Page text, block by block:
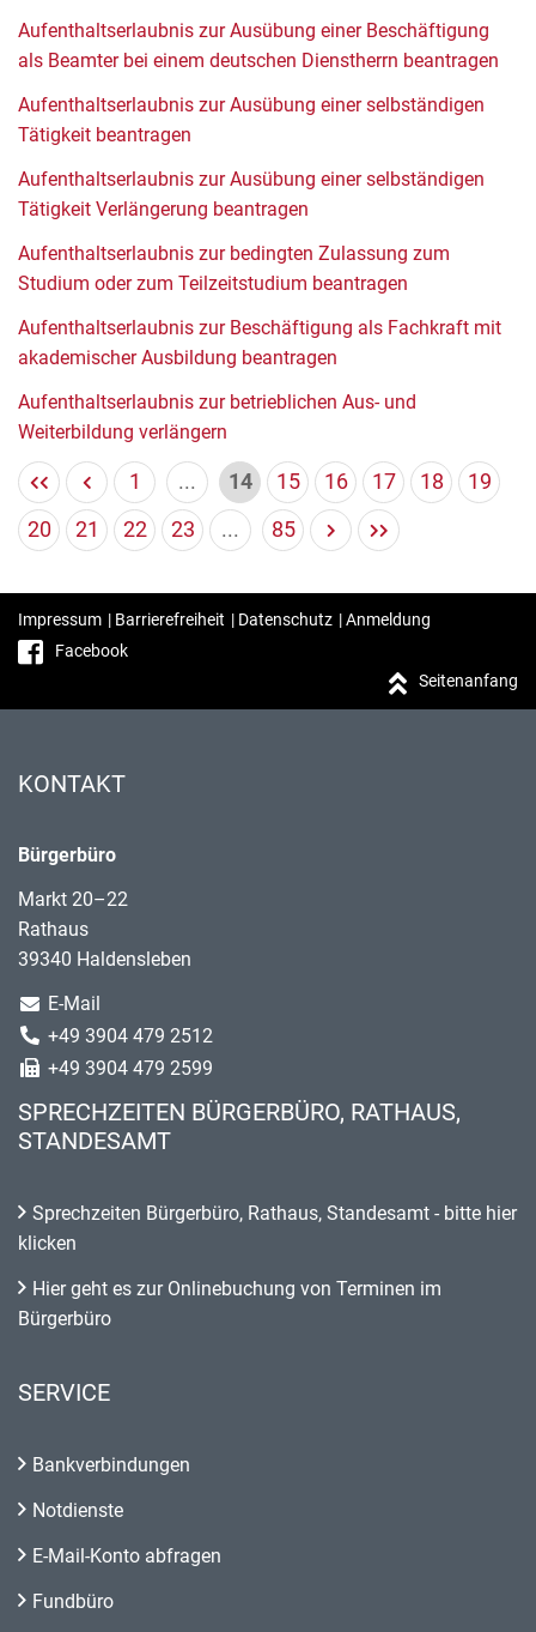
Aufenthaltserlaubnis zur Ausübung einer Beschäftigung
als Beamter bei einem deutschen Dienstherrn beantragen
Aufenthaltserlaubnis zur Ausübung einer selbständigen
Tätigkeit beantragen
Aufenthaltserlaubnis zur Ausübung einer selbständigen
Tätigkeit Verlängerung beantragen
Aufenthaltserlaubnis zur bedingten Zulassung zum
Studium oder zum Teilzeitstudium beantragen
Aufenthaltserlaubnis zur Beschäftigung als Fachkraft mit
akademischer Ausbildung beantragen
Aufenthaltserlaubnis zur betrieblichen Aus- und
Weiterbildung verlängern
1 ... 14 15 16 17 18
19
20
21 22 23 ... 85
Impressum | Barrierefreiheit | Datenschutz |Anmeldung
Facebook
Seitenanfang
KONTAKT
Bürgerbüro
Markt 20–22
Rathaus
39340 Haldensleben
E-Mail
+49 3904 479 2512
+49 3904 479 2599
SPRECHZEITEN BÜRGERBÜRO, RATHAUS,
STANDESAMT
Sprechzeiten Bürgerbüro, Rathaus, Standesamt - bitte hier
klicken
Hier geht es zur Onlinebuchung von Terminen im
Bürgerbüro
SERVICE
Bankverbindungen
Notdienste
E-Mail-Konto abfragen
Fundbüro